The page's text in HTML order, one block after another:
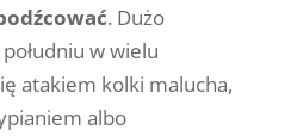
. Dużo
w wielu
atakiem kolki malucha,
albo